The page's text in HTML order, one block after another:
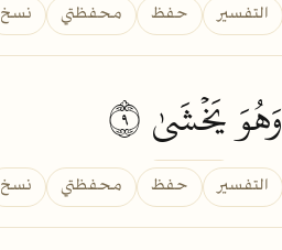
التفسير حفظ محفظتي نسخ
وَهُوَيَخۡشَىٰ
التفسير حفظ محفظتي نسخ